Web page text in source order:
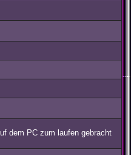
dem PC zum laufen gebracht